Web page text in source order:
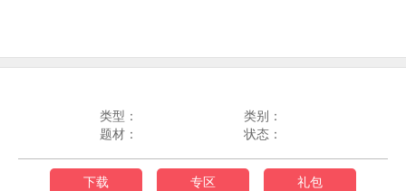
类型：
类别：
题材：
状态：
下载 专区 礼包